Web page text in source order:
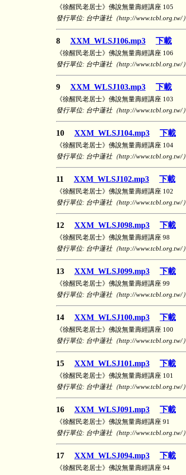
《徐醒民老居士》佛說無量壽經講座 105
發行單位: 台中蓮社（http://www.tcbl.org.tw/）
8 XXM_WLSJ106.mp3 下載
《徐醒民老居士》佛說無量壽經講座 106
發行單位: 台中蓮社（http://www.tcbl.org.tw/）
9 XXM_WLSJ103.mp3 下載
《徐醒民老居士》佛說無量壽經講座 103
發行單位: 台中蓮社（http://www.tcbl.org.tw/）
10 XXM_WLSJ104.mp3 下載
《徐醒民老居士》佛說無量壽經講座 104
發行單位: 台中蓮社（http://www.tcbl.org.tw/）
11 XXM_WLSJ102.mp3 下載
《徐醒民老居士》佛說無量壽經講座 102
發行單位: 台中蓮社（http://www.tcbl.org.tw/）
12 XXM_WLSJ098.mp3 下載
《徐醒民老居士》佛說無量壽經講座 98
發行單位: 台中蓮社（http://www.tcbl.org.tw/）
13 XXM_WLSJ099.mp3 下載
《徐醒民老居士》佛說無量壽經講座 99
發行單位: 台中蓮社（http://www.tcbl.org.tw/）
14 XXM_WLSJ100.mp3 下載
《徐醒民老居士》佛說無量壽經講座 100
發行單位: 台中蓮社（http://www.tcbl.org.tw/）
15 XXM_WLSJ101.mp3 下載
《徐醒民老居士》佛說無量壽經講座 101
發行單位: 台中蓮社（http://www.tcbl.org.tw/）
16 XXM_WLSJ091.mp3 下載
《徐醒民老居士》佛說無量壽經講座 91
發行單位: 台中蓮社（http://www.tcbl.org.tw/）
17 XXM_WLSJ094.mp3 下載
《徐醒民老居士》佛說無量壽經講座 94